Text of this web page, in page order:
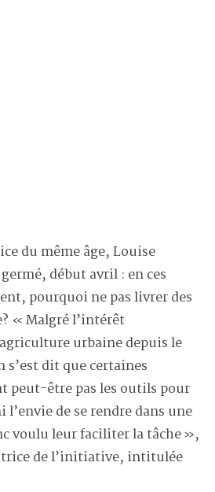
du même âge, Louise
début avril : en ces
pourquoi ne pas livrer des
« Malgré l’intérêt
urbaine depuis le
s’est dit que certaines
peut-être pas les outils pour
de se rendre dans une
voulu leur faciliter la tâche »,
de l’initiative, intitulée